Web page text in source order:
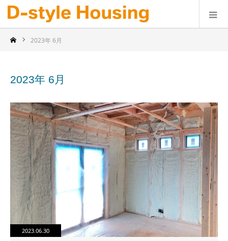
2023年 6月
2023年 6月
2023.06.30